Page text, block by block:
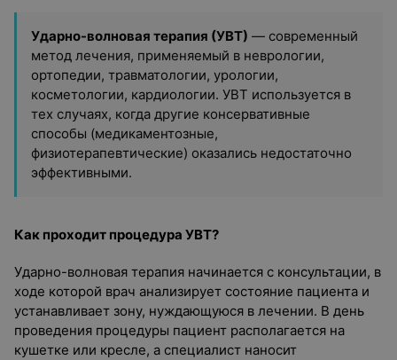
Ударно-волновая терапия (УВТ) — современный
метод лечения, применяемый в неврологии,
ортопедии, травматологии, урологии,
косметологии, кардиологии. УВТ используется в
тех случаях, когда другие консервативные
способы (медикаментозные,
физиотерапевтические) оказались недостаточно
эффективными.
Как проходит процедура УВТ?
Ударно-волновая терапия начинается с консультации, в
ходе которой врач анализирует состояние пациента и
устанавливает зону, нуждающуюся в лечении. В день
проведения процедуры пациент располагается на
кушетке или кресле, а специалист наносит